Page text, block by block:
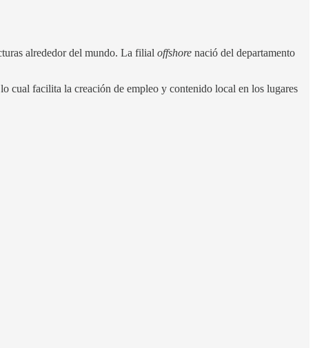
alrededor del mundo. La filial offshore nació del departamento
cual facilita la creación de empleo y contenido local en los lugares